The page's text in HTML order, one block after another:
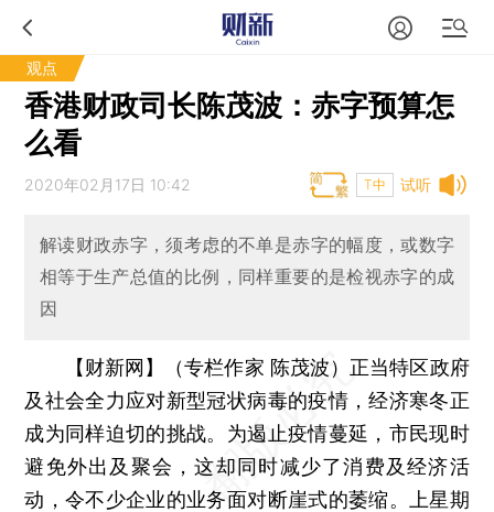
观点
香港财政司长陈茂波：赤字预算怎
么看
试听
2020年02月17日 10:42 T中
解读财政赤字，须考虑的不单是赤字的幅度，或数字
相等于生产总值的比例，同样重要的是检视赤字的成
因
【财新网】（专栏作家 陈茂波） 正当特区政府
及社会全力应对新型冠状病毒的疫情，经济寒冬正
成为同样迫切的挑战。为遏止疫情蔓延，市民现时
避免外出及聚会，这却同时减少了消费及经济活
动，令不少企业的业务面对断崖式的萎缩。上星期